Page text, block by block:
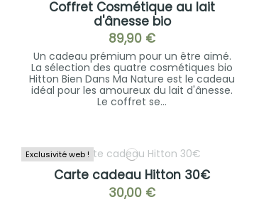
Coffret Cosmétique au lait
d'ânesse bio
89,90 €
Un cadeau prémium pour un être aimé.
La sélection des quatre cosmétiques bio
Hitton Bien Dans Ma Nature est le cadeau
idéal pour les amoureux du lait d'ânesse.
Le coffret se...
Exclusivité web !
Carte cadeau Hitton 30€
30,00 €